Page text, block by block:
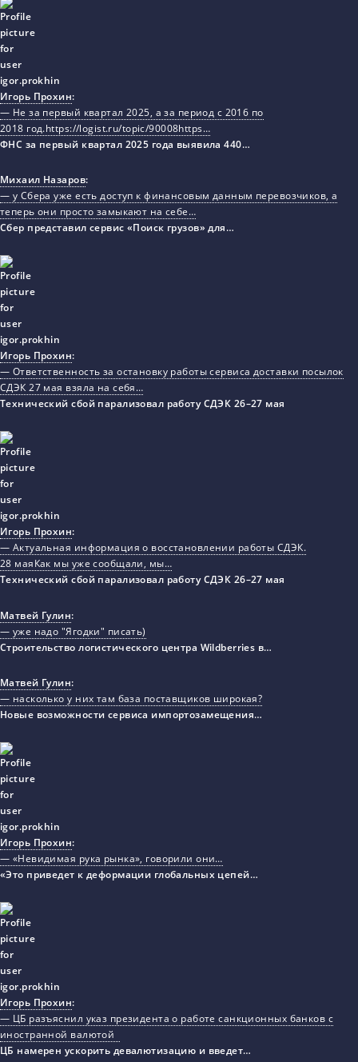
Игорь Прохин:
— Не за первый квартал 2025, а за период с 2016 по
2018 год.https://logist.ru/topic/90008https…
ФНС за первый квартал 2025 года выявила 440…
Михаил Назаров:
— у Сбера уже есть доступ к финансовым данным перевозчиков, а
теперь они просто замыкают на себе…
Сбер представил сервис «Поиск грузов» для…
Игорь Прохин:
— Ответственность за остановку работы сервиса доставки посылок
СДЭК 27 мая взяла на себя…
Технический сбой парализовал работу СДЭК 26–27 мая
Игорь Прохин:
— Актуальная информация о восстановлении работы СДЭК.
28 маяКак мы уже сообщали, мы…
Технический сбой парализовал работу СДЭК 26–27 мая
Матвей Гулин:
— уже надо "Ягодки" писать)
Строительство логистического центра Wildberries в…
Матвей Гулин:
— насколько у них там база поставщиков широкая?
Новые возможности сервиса импортозамещения…
Игорь Прохин:
— «Невидимая рука рынка», говорили они…
«Это приведет к деформации глобальных цепей…
Игорь Прохин:
— ЦБ разъяснил указ президента о работе санкционных банков с
иностранной валютой
ЦБ намерен ускорить девалютизацию и введет…